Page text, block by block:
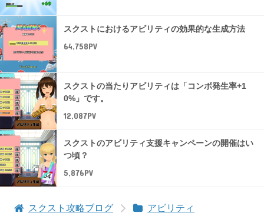
スクストにおけるアビリティの効果的な生成方法
64,758PV
スクストの当たりアビリティは「コンボ発生率+1
0%」です。
12,087PV
スクストのアビリティ支援キャンペーンの開催はい
つ頃？
5,876PV
スクスト攻略ブログ アビリティ